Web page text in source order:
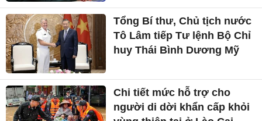
Tổng Bí thư, Chủ tịch nước
Tô Lâm tiếp Tư lệnh Bộ Chỉ
huy Thái Bình Dương Mỹ
Chi tiết mức hỗ trợ cho
người di dời khẩn cấp khỏi